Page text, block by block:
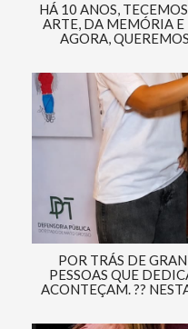
HÁ 10 ANOS,
ARTE, DA MEMÓRIA E
AGORA,
POR TRÁS DE
PESSOAS QUE
ACONTEÇAM. ??